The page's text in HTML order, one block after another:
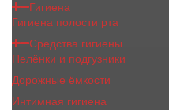
Гигиена
Гигиена полости рта
Средства гигиены
Пелёнки и подгузники
Дорожные ёмкости
Интимная гигиена